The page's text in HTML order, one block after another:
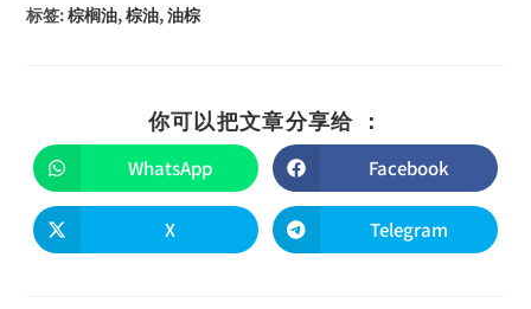
标签:棕榈油,棕油,油棕
你可以把文章分享给 ：
WhatsApp Facebook
X Telegram